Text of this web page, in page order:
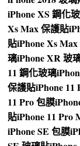
iPhone XS 鋼化
Xs Max 保護貼
貼iPhone Xs
璃iPhone XR 玻
11 鋼化玻璃
保護貼iPhone 11
11 Pro 包膜
貼iPhone 11 Pro
iPhone SE 包膜